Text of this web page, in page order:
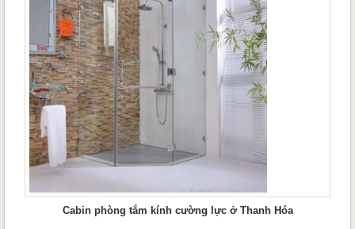
Cabin phòng tắm kính cường lực ở Thanh Hóa